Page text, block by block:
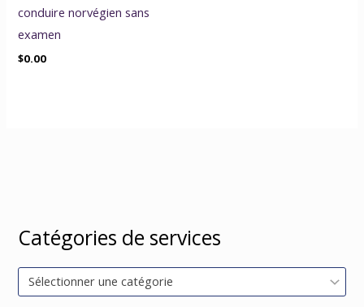
conduire norvégien sans
examen
$0.00
Catégories de services
Sélectionner une catégorie